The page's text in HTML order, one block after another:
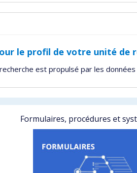
le profil de votre unité de
est propulsé par les données
Formulaires, procédures et